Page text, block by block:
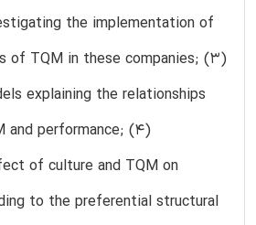
the implementation of
of TQM in these companies; (3)
explaining the relationships
and performance; (4)
of culture and TQM on
to the preferential structural